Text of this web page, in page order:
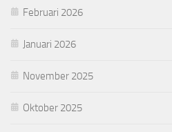
Februari 2026
Januari 2026
November 2025
Oktober 2025